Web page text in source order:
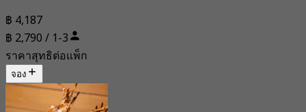
฿ 4,187
฿ 2,790 / 1-3
ราคาสุทธิต่อแพ็ก
จอง